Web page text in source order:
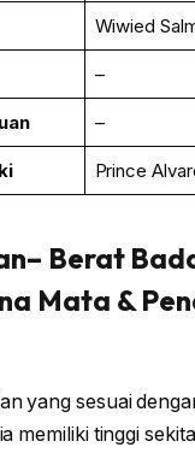
Wiwied
–
–
Prince
– Berat
Mata &
yang sesuai
memiliki tinggi